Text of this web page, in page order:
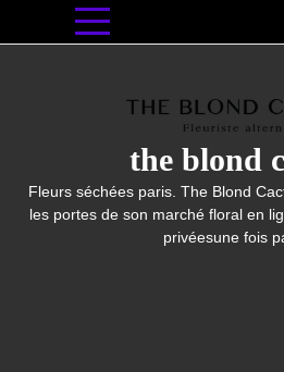
the blond
Fleurs séchées paris. The Blond
les portes de son marché floral en
privéesune fois